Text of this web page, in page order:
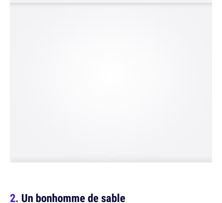
Un bonhomme de sable